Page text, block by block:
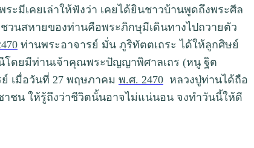
ระมีเคยเล่าให้ฟังว่า เคยได้ยินชาวบ้านพูดถึงพระศีล
วนสหายของท่านคือพระภิกษุมีเดินทางไปถวายตัว
ท่านพระอาจารย์ มั่น ภูริทัตตเถระ ได้ให้ลูกศิษย์
โดยมีท่านเจ้าคุณพระปัญญาพิศาลเถร (หนู ฐิต
เมื่อวันที่ 27 พฤษภาคม พ.ศ. 2470 หลวงปู่ท่านได้ถือ
ชน ให้รู้ถึงว่าชีวิตนั้นอาจไม่แน่นอน จงทำวันนี้ให้ดี